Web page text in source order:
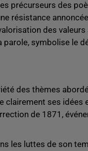
précurseurs des
résistance
des
parole, symbolise le
des thèmes
clairement ses idées
de 1871,
les luttes de son